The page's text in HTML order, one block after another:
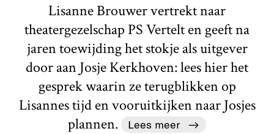
Lisanne Brouwer vertrekt naar
theatergezelschap PS Vertelt en geeft na
jaren toewijding het stokje als uitgever
door aan Josje Kerkhoven: lees hier het
gesprek waarin ze terugblikken op
Lisannes tijd en vooruitkijken naar Josjes
plannen.
Lees meer